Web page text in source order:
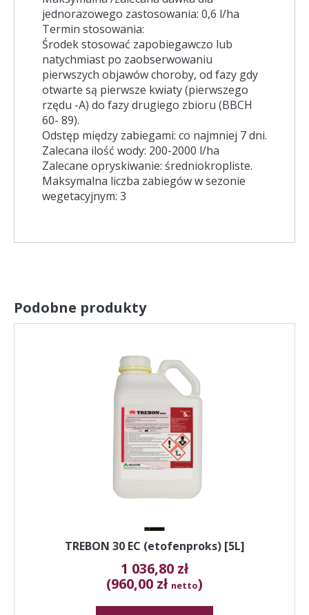
jednorazowego zastosowania: 0,6 l/ha
Termin stosowania:
Środek stosować zapobiegawczo lub
natychmiast po zaobserwowaniu
pierwszych objawów choroby, od fazy gdy
otwarte są pierwsze kwiaty (pierwszego
rzędu -A) do fazy drugiego zbioru (BBCH
60- 89).
Odstęp między zabiegami: co najmniej 7 dni.
Zalecana ilość wody: 200-2000 l/ha
Zalecane opryskiwanie: średniokropliste.
Maksymalna liczba zabiegów w sezonie
wegetacyjnym: 3
Podobne produkty
TREBON 30 EC (etofenproks) [5L]
1 036,80 zł
(960,00 zł netto)